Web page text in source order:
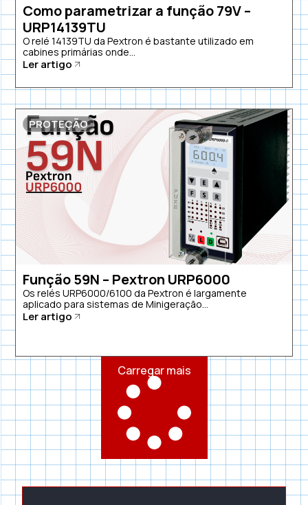
Como parametrizar a função 79V –
URP14139TU
O relé 14139TU da Pextron é bastante utilizado em
cabines primárias onde...
Ler artigo
PROTEÇÃO
Função 59N – Pextron URP6000
Os relés URP6000/6100 da Pextron é largamente
aplicado para sistemas de Minigeração...
Ler artigo
Carregar mais